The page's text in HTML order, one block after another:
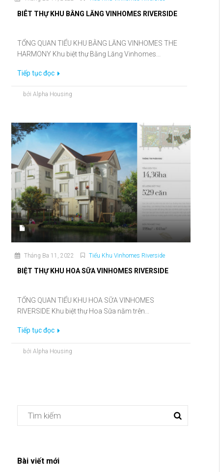
BIÊT THỰ KHU BẰNG LĂNG VINHOMES RIVERSIDE
TỔNG QUAN TIỂU KHU BẰNG LĂNG VINHOMES THE
HARMONY Khu biệt thự Bằng Lăng Vinhomes...
Tiếp tục đọc
bởi Alpha Housing
Tháng Ba 11, 2022 Tiểu Khu Vinhomes Riverside
BIỆT THỰ KHU HOA SỮA VINHOMES RIVERSIDE
TỔNG QUAN TIỂU KHU HOA SỮA VINHOMES
RIVERSIDE Khu biệt thự Hoa Sữa nằm trên...
Tiếp tục đọc
bởi Alpha Housing
Bài viết mới